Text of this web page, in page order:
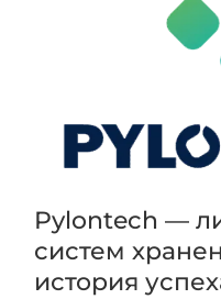
Pylontech —
систем
история